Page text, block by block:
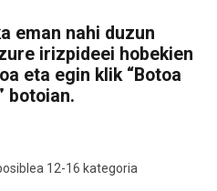
eman nahi duzun
irizpideei hobekien
eta egin klik “Botoa
botoian.
12-16 kategoria